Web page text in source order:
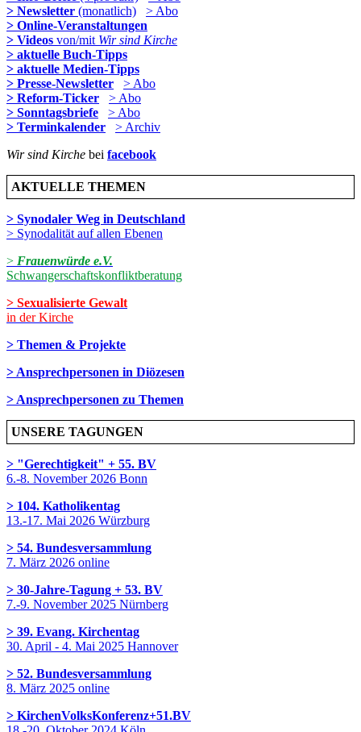
> Newsletter (monatlich)
> Abo
> Online-Veranstaltungen
> Videos von/mit Wir sind Kirche
> aktuelle Buch-Tipps
> aktuelle Medien-Tipps
> Presse-Newsletter
> Abo
> Reform-Ticker
> Abo
> Sonntagsbriefe
> Abo
> Terminkalender
> Archiv
Wir sind Kirche bei facebook
AKTUELLE THEMEN
> Synodaler Weg in Deutschland
> Synodalität auf allen Ebenen
> Frauenwürde e.V.
Schwangerschaftskonfliktberatung
> Sexualisierte Gewalt
in der Kirche
> Themen & Projekte
> Ansprechpersonen in Diözesen
> Ansprechpersonen zu Themen
UNSERE TAGUNGEN
> "Gerechtigkeit" + 55. BV
6.-8. November 2026 Bonn
> 104. Katholikentag
13.-17. Mai 2026 Würzburg
> 54. Bundesversammlung
7. März 2026 online
> 30-Jahre-Tagung + 53. BV
7.-9. November 2025 Nürnberg
> 39. Evang. Kirchentag
30. April - 4. Mai 2025 Hannover
> 52. Bundesversammlung
8. März 2025 online
> KirchenVolksKonferenz+51.BV